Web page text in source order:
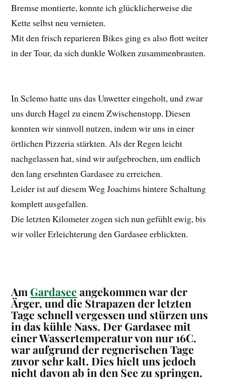
Bremse montierte, konnte ich glücklicherweise die
Kette selbst neu vernieten.
Mit den frisch reparieren Bikes ging es also flott weiter
in der Tour, da sich dunkle Wolken zusammenbrauten.
In Sclemo hatte uns das Unwetter eingeholt, und zwar
uns durch Hagel zu einem Zwischenstopp. Diesen
konnten wir sinnvoll nutzen, indem wir uns in einer
örtlichen Pizzeria stärkten. Als der Regen leicht
nachgelassen hat, sind wir aufgebrochen, um endlich
den lang ersehnten Gardasee zu erreichen.
Leider ist auf diesem Weg Joachims hintere Schaltung
komplett ausgefallen.
Die letzten Kilometer zogen sich nun gefühlt ewig, bis
wir voller Erleichterung den Gardasee erblickten.
Am Gardasee angekommen war der
Ärger, und die Strapazen der letzten
Tage schnell vergessen und stürzen uns
in das kühle Nass. Der Gardasee mit
einer Wassertemperatur von nur 16C.
war aufgrund der regnerischen Tage
zuvor sehr kalt. Dies hielt uns jedoch
nicht davon ab in den See zu springen.